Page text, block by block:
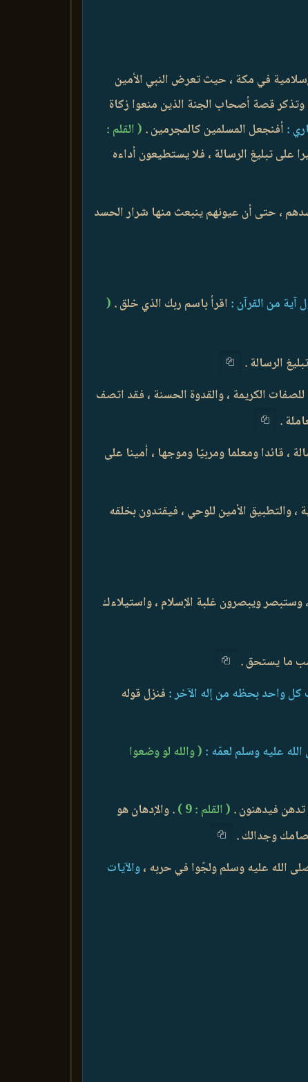
في مكة ، حيث تعرض النبي الأمين
وتذكر قصة أصحاب الجنة الذين منعوا زكاة
: أفنجعل المسلمين كالمجرمين . ( القلم :
على تبليغ الرسالة ، فلا يستطيعون أداءه
، حتى أن عيونهم ينبعث منها شرار الحسد
آية من القرآن : اقرأ باسم ربك الذي خلق . (
الكريمة ، والقدوة الحسنة ، فقد اتصف
.
قائدا ومعلما ومربيّا وموجها ، أمينا على
والتطبيق الأمين للوحي ، فيقتدون بخلقه
وستبصر ويبصرون غلبة الإسلام ، واستيلاءك
واحد بحظه من إله الآخر : فنزل قوله
عليه وسلم لعمّه : ( والله لو وضعوا
تدهن فيدهنون . ( القلم : 9 )
. والإدهان هو
وجدالك .
الله عليه وسلم ولجّوا في حربه ،والآيات